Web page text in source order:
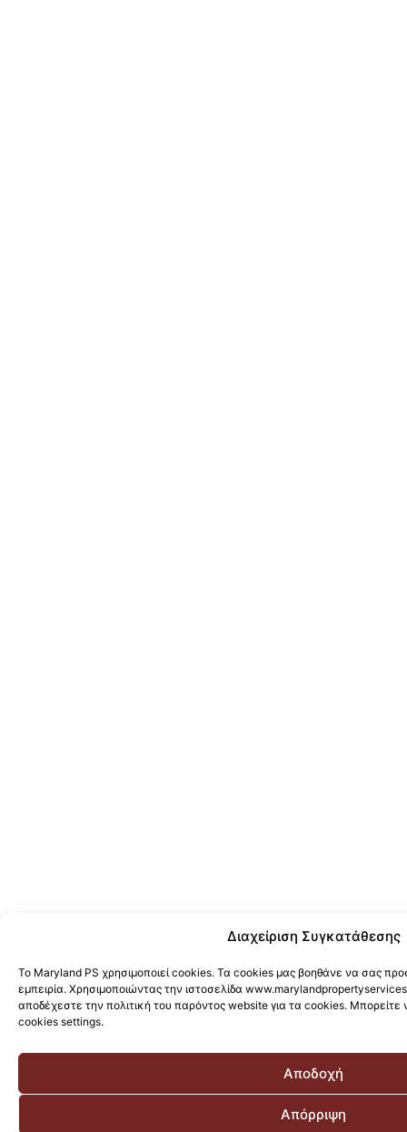
Διαχείριση Συγκατάθεσης
Το Maryland PS χρησιμοποιεί cookies. Τα cookies μας βοηθάνε να σας
εμπειρία. Χρησιμοποιώντας την ιστοσελίδα
αποδέχεστε την πολιτική του παρόντος website για τα cookies. Μπορείτε
cookies settings.
Αποδοχή
Απόρριψη